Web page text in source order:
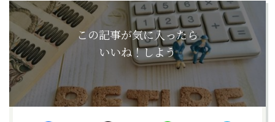
この記事が気に入ったら
いいね！しよう